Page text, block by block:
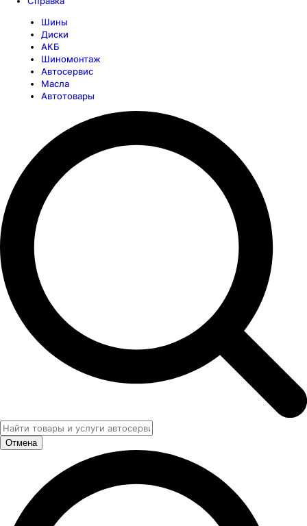
Шины
Диски
АКБ
Шиномонтаж
Автосервис
Масла
Автотовары
Отмена